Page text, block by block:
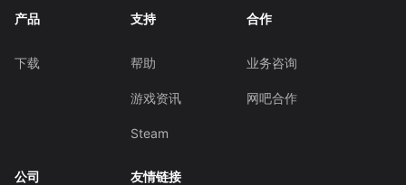
产品
下载
支持
帮助
游戏资讯
Steam
合作
业务咨询
网吧合作
公司 友情链接